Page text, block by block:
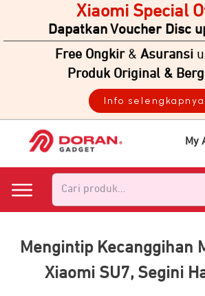
My
Mengintip Kecanggihan
Xiaomi SU7, Segini
Xiaomi Special
Dapatkan Voucher Disc
Free Ongkir & Asuransi
Produk Original &
Info selengkapnya